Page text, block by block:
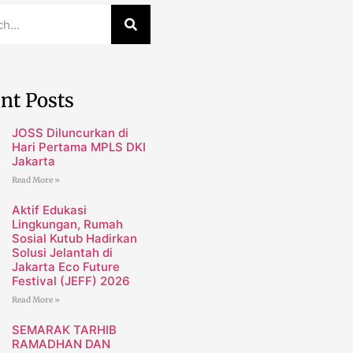
Posts
JOSS Diluncurkan di
Hari Pertama MPLS DKI
Jakarta
Read More »
Aktif Edukasi
Lingkungan, Rumah
Sosial Kutub Hadirkan
Solusi Jelantah di
Jakarta Eco Future
Festival (JEFF) 2026
Read More »
SEMARAK TARHIB
RAMADHAN DAN